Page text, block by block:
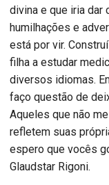
divina e que iria dar
humilhações e
está por vir.
filha a estudar
diversos idiomas.
faço questão de
Aqueles que não
refletem suas
espero que vocês
Glaudstar Rigoni.